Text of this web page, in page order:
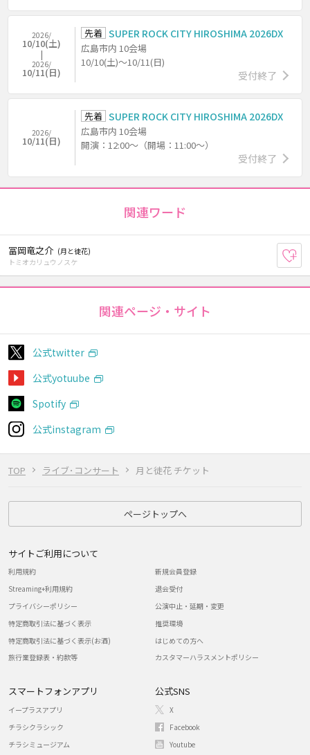
TOP ライブ･コンサート 月と徒花 チケット
2026/
10/10(土)
2026/
10/11(日)
先着 SUPER ROCK CITY HIROSHIMA 2026DX
広島市内 10会場
10/10(土)～10/11(日)
受付終了
2026/
10/11(日)
先着 SUPER ROCK CITY HIROSHIMA 2026DX
広島市内 10会場
開演：12:00～（開場：11:00～）
受付終了
関連ワード
冨岡竜之介 (月と徒花)
トミオカリュウノスケ
関連ページ・サイト
公式twitter
公式yotuube
Spotify
公式instagram
ページトップへ
サイトご利用について
利用規約
Streaming+利用規約
プライバシーポリシー
特定商取引法に基づく表示
特定商取引法に基づく表示(お酒)
旅行業登録表・約款等
新規会員登録
退会受付
公演中止・延期・変更
推奨環境
はじめての方へ
カスタマーハラスメントポリシー
スマートフォンアプリ
イープラスアプリ
チラシクラシック
チラシミュージアム
公式SNS
X
Facebook
Youtube